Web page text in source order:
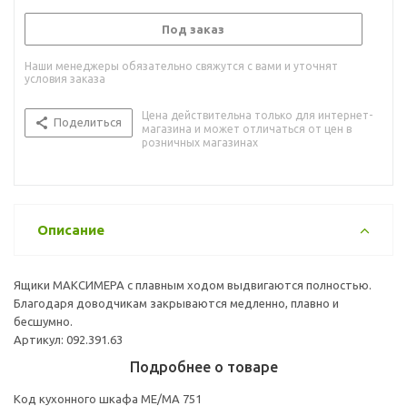
Под заказ
Наши менеджеры обязательно свяжутся с вами и уточнят
условия заказа
Поделиться
Цена действительна только для интернет-
магазина и может отличаться от цен в
розничных магазинах
Описание
Ящики МАКСИМЕРА с плавным ходом выдвигаются полностью.
Благодаря доводчикам закрываются медленно, плавно и
бесшумно.
Артикул: 092.391.63
Подробнее о товаре
Код кухонного шкафа ME/MA 751